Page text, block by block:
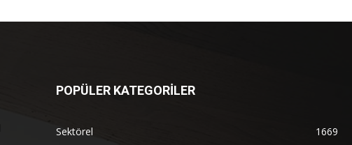
POPÜLER KATEGORİLER
Sektörel
1669